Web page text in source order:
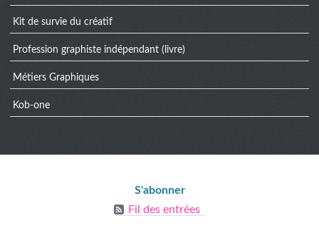
Kit de survie du créatif
Profession graphiste indépendant (livre)
Métiers Graphiques
Kob-one
InformationsS'abonner
Fil des entrées